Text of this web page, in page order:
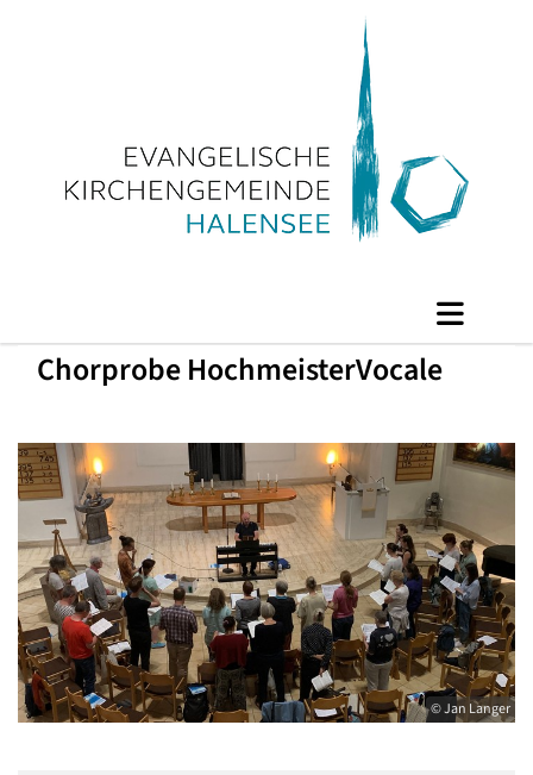
Chorprobe HochmeisterVocale
© Jan Langer